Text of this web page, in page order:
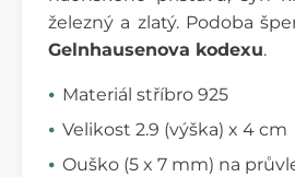
železný a zlatý. Podoba
Gelnhausenova kodexu.
Materiál stříbro 925
Velikost 2.9 (výška) x 4 cm
Ouško (5 x 7 mm) na